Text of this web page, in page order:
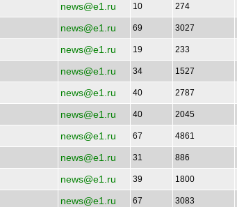
news@e1.ru 10 274
news@e1.ru 69 3027
news@e1.ru 19 233
news@e1.ru 34 1527
news@e1.ru 40 2787
news@e1.ru 40 2045
news@e1.ru 67 4861
news@e1.ru 31 886
news@e1.ru 39 1800
news@e1.ru 67 3083